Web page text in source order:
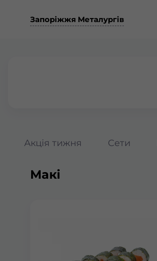
Запоріжжя Металургів
Акція тижня Сети
Макі